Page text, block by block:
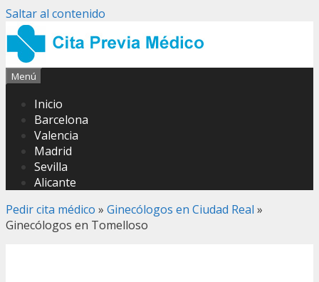
Saltar al contenido
Menú
Inicio
Barcelona
Valencia
Madrid
Sevilla
Alicante
Pedir cita médico » Ginecólogos en Ciudad Real »
Ginecólogos en Tomelloso